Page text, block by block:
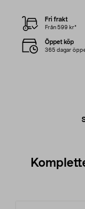
Fri frakt
Från 599 kr*
Öppet köp
365 dagar